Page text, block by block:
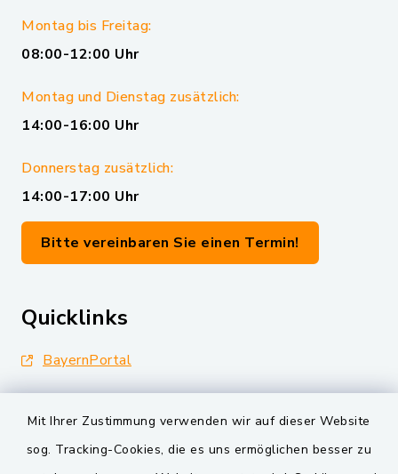
Mit Ihrer Zustimmung verwenden wir auf dieser Website
sog. Tracking-Cookies, die es uns ermöglichen besser zu
Montag bis Freitag:
08:00-12:00 Uhr
Montag und Dienstag zusätzlich:
14:00-16:00 Uhr
Donnerstag zusätzlich:
14:00-17:00 Uhr
Bitte vereinbaren Sie einen Termin!
Quicklinks
BayernPortal
Landkreis Schwandorf